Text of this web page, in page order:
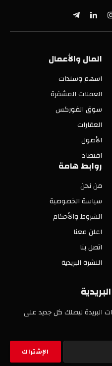
الانستغراملينكدإنتيلقرام
المال والأعمال
اسهم وسندات
العملات المشفرة
سوق الفوركس
العقارات
الأصول
اقتصاد
روابط هامة
من نحن
سياسة الخصوصية
الشروط والأحكام
اعلن معنا
اتصل بنا
النشرة البريدية
البريدة ليصلك كل جديد على